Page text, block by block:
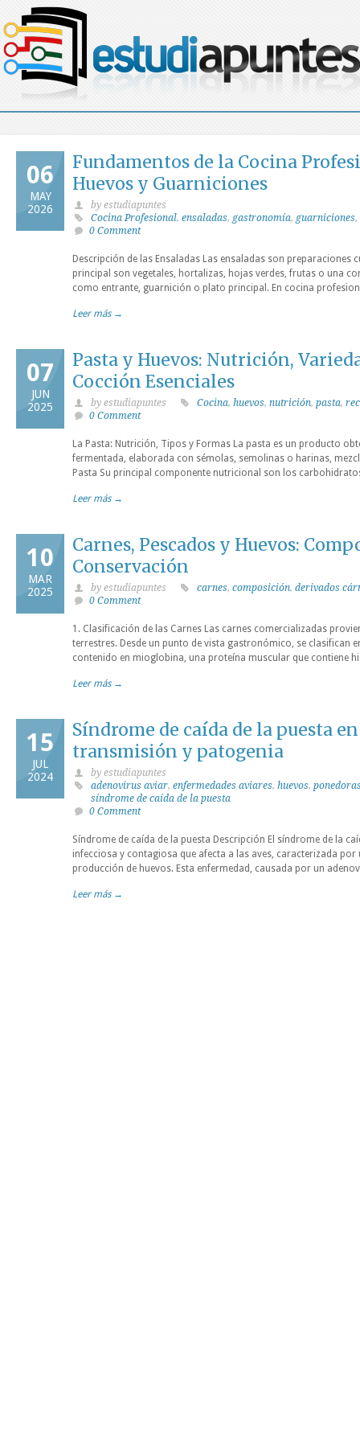
06
MAY
2026
Fundamentos de la Cocina
Huevos y Guarniciones
by estudiapuntes
Cocina Profesional, ensaladas, gastronomía, guarniciones,
0 Comment
Descripción de las Ensaladas Las ensaladas son preparaciones
principal son vegetales, hortalizas, hojas verdes, frutas o una
como entrante, guarnición o plato principal. En cocina
Leer más →
07
JUN
2025
Pasta y Huevos: Nutrición,
Cocción Esenciales
by estudiapuntes Cocina, huevos, nutrición, pasta,
0 Comment
La Pasta: Nutrición, Tipos y Formas La pasta es un producto
fermentada, elaborada con sémolas, semolinas o harinas,
Pasta Su principal componente nutricional son los
Leer más →
10
MAR
2025
Carnes, Pescados y Huevos:
Conservación
by estudiapuntes carnes, composición, derivados
0 Comment
1. Clasificación de las Carnes Las carnes comercializadas
terrestres. Desde un punto de vista gastronómico, se clasifican
contenido en mioglobina, una proteína muscular que contiene
Leer más →
15
JUL
2024
Síndrome de caída de la puesta en
transmisión y patogenia
by estudiapuntes
adenovirus aviar, enfermedades aviares, huevos,
síndrome de caída de la puesta
0 Comment
Síndrome de caída de la puesta Descripción El síndrome de la
infecciosa y contagiosa que afecta a las aves, caracterizada
producción de huevos. Esta enfermedad, causada por un
Leer más →